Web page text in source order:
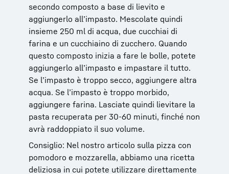
secondo composto a base di lievito e
aggiungerlo all’impasto. Mescolate quindi
insieme 250 ml di acqua, due cucchiai di
farina e un cucchiaino di zucchero. Quando
questo composto inizia a fare le bolle, potete
aggiungerlo all’impasto e impastare il tutto.
Se l’impasto è troppo secco, aggiungere altra
acqua. Se l’impasto è troppo morbido,
aggiungere farina. Lasciate quindi lievitare la
pasta recuperata per 30-60 minuti, finché non
avrà raddoppiato il suo volume.
Consiglio: Nel nostro articolo sulla pizza con
pomodoro e mozzarella, abbiamo una ricetta
deliziosa in cui potete utilizzare direttamente